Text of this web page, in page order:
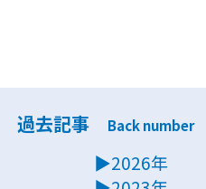
過去記事 Back number
▶2026年